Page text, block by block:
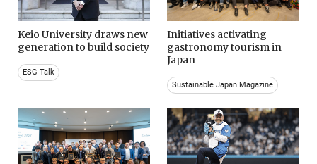
Keio University draws new
generation to build society
ESG Talk
Initiatives activating
gastronomy tourism in
Japan
Sustainable Japan Magazine